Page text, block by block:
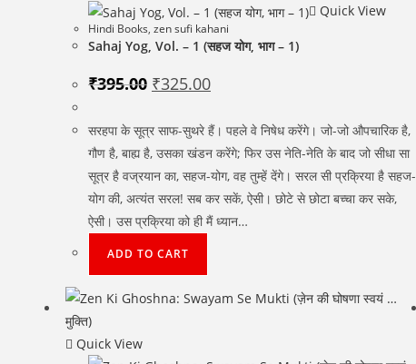
Quick View
Hindi Books, zen sufi kahani
Sahaj Yog, Vol. – 1 (सहज योग, भाग – 1)
₹395.00 Original
price
₹325.00Current
price
सरहपा के सूत्र साफ-सुथरे हैं। पहले वे निषेध करेंगे। जो-जो औपचारिक है,
गौण है, बाह्य है, उसका खंडन करेंगे; फिर उस नेति-नेति के बाद जो सीधा सा
सूत्र है वज्रयान का, सहज-योग, वह तुम्हें देंगे। सरल सी प्रक्रिया है सहज-
योग की, अत्यंत सरल! सब कर सकें, ऐसी। छोटे से छोटा बच्चा कर सके,
ऐसी। उस प्रक्रिया को ही मैं ध्यान…
ADD TO CART
Quick View